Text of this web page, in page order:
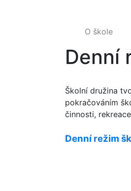
O škole
Denní
Školní družina
pokračováním
činnosti,
Denní režim